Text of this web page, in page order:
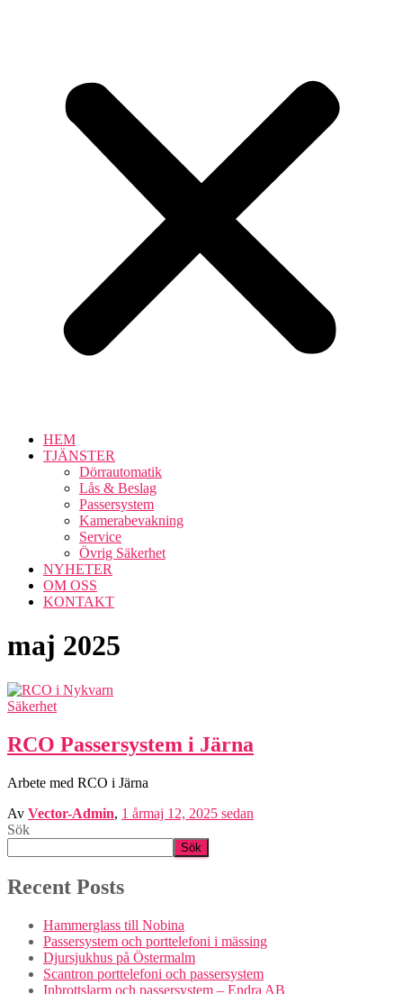
HEM
TJÄNSTER
Dörrautomatik
Lås & Beslag
Passersystem
Kamerabevakning
Service
Övrig Säkerhet
NYHETER
OM OSS
KONTAKT
maj 2025
Säkerhet
RCO Passersystem i Järna
Arbete med RCO i Järna
Av Vector-Admin, 1 årmaj 12, 2025 sedan
Sök
Sök
Recent Posts
Hammerglass till Nobina
Passersystem och porttelefoni i mässing
Djursjukhus på Östermalm
Scantron porttelefoni och passersystem
Inbrottslarm och passersystem – Endra AB